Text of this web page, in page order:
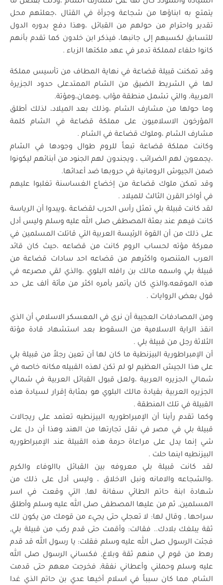
السيادة والسؤدد كان لها على مشارف الشام ،وذلك بفضل ما
يتمتع به ابناؤها من شجاعة وجرأة في القتال ،جعلتهم محل
تقدير واحترام من حولهم من القبائل ،وهذا دفع بدوره الدول
للتسابق لكسبهم إلى جانبها، فيذكر ابن خلدون كما تقدم بأنهم
كانوا حلفاء لمملكة تدمر في عهد ملكتها الزباء .
وقد تمكنت قبيلة قضاعة في نهاية المطاف من تأسيس مملكة
لها في الشريط الضيق من الشام الممتدعلى حدود الجزيرة
العربية، والتي تشمل منطقة مؤاب ،ومعان،ومؤتة.
وما حولها من مشارف الشام ،وذلك بعد الميلاد، لذلك أطلق
المؤرخون الاسلاميون على مملكة قضاعة في الشام كلمة
مشارف الشام ،وملوك قضاعة في الشام .
وكانت مملكة قضاعة تبعاً للروم طوال وجودها في الشام
،يجمعون لهم الضرائب ، ويجندون لهم الجنود من أبنائهم ليكونوا
ضمن الجيوش الرومانية في حروبها ضد أعدائها.
وقد تمكن ملوك قضاعة من إخضاع الغساسنة تغلبوا عليهم
في أواخر القرن الثالث للميلاد .
لقد كانت قبيلة بلي تمثل رأس الحرب لقضاعة ،ويبدوا أن الرياسة
كانت فيهم عند بعثة المصطفى صلى الله عليه وسلم وليس أدل
على ذلك من أن القوة الرئيسة العربية التي قاتلت المسلمين في
معركة مؤته لحساب الروم كانت من قضاعه ،حيث كان قائد
العرب المتنصره واكثرهم من قضاعه احد سادات قضاعة من
قبيلة بلي واسمه مالك بن رافله البلوي ،والذي لقي مصرعه في
هذه الموقعه،والذي كان يأتمر بأمره اكثر من مأئة ألف على حد
قول بعض الروايات .
ومن المصادفات العجيبة أن نرى في المعسكر الاسلامي أن الذي
انقذ الراية الاسلامية من السقوط بعد استشهاد قادة مؤتة
الثلاثة رجل من قبيلة بلي .
أن الإمبراطورية البيزنطية ما كان لها أن تعين رجلاً من قبيلة بلي
على هذا الجيش العظيم لو لم تكن لهذه القبيله مكانه خاصه في
شمالي الجزيره العربية ،ولعل قبول القبائل العربية في شمالي
الجزيره العربية بقيادة مالك البلوي هو بمثابة إقرار لسيادة هذه
القبيلة في تلك المنطقة .
وكما تقدم رأينا أن الإمبراطوريه البيزنطيه تعتمد على ريجالات
قبيلة بلي في مصر في نقل تجارتها من الهند وهذا أن دل على
شي إنما يدل على مراعاة حرمة هذه القبيلة عند الإمبراطوريه
البيزنطيه اينما حلت .
لقد كانت قبيلة بلي معروفه بين القبائل باالوفاء والكرم
،والشجاعه والامانه ونبل الاخلاق ، وليس أدل على ذلك من
شهادة ابنة حاتم الطائي سفانة لها, التي وقعت في اسر
المسلمين, ثم من عليها المصطفى صلى الله عليه وسلم وأطلق
سراحها , وقال لها: لا تعجلي حتى يجيء من قومك من يكون لك
ثقة يبلغك بلادك.. فقالت: وأقمت حتى قدم ركب من قبيلة بلي,
فجئت الرسول صلى الله عليه وسلم فقلت: يا رسول الله قد قدم
رهط من قوم لي منهم ثقة وبلاغ, فكساني الرسول صلى الله
عليه وسلم وحملني وأعطاني نفقة, فخرجت معهم حتى قدمت
الشام, مما كان سبباً في اسلام أخيها عدي بن حاتم الذي غدا